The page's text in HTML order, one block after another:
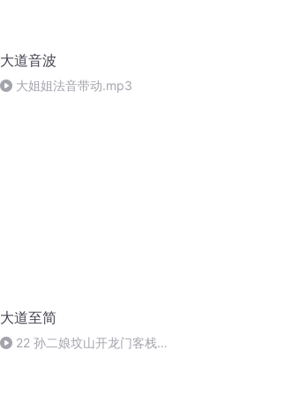
大道音波
大姐姐法音带动.mp3
大道至简
22 孙二娘坟山开龙门客栈年